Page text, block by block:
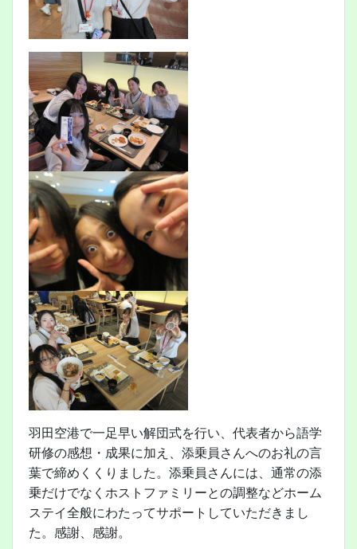
羽田空港で一足早い解団式を行い、代表者から語学
研修の感想・成果に加え、添乗員さんへのお礼の言
葉で締めくくりました。添乗員さんには、通常の添
乗だけでなくホストファミリーとの調整などホーム
ステイ全般にわたってサポートしていただきまし
た。感謝、感謝。